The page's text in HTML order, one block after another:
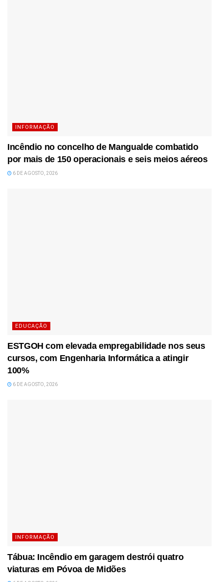
INFORMAÇÃO
Incêndio no concelho de Mangualde combatido
por mais de 150 operacionais e seis meios aéreos
6 DE AGOSTO, 2026
EDUCAÇÃO
ESTGOH com elevada empregabilidade nos seus
cursos, com Engenharia Informática a atingir
100%
6 DE AGOSTO, 2026
INFORMAÇÃO
Tábua: Incêndio em garagem destrói quatro
viaturas em Póvoa de Midões